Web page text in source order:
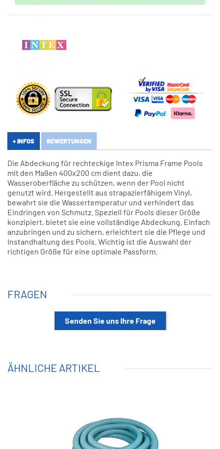
+ INFOS BEWERTUNGEN
Die Abdeckung für rechteckige Intex Prisma Frame Pools
mit den Maßen 400x200 cm dient dazu, die
Wasseroberfläche zu schützen, wenn der Pool nicht
genutzt wird. Hergestellt aus strapazierfähigem Vinyl,
bewahrt sie die Wassertemperatur und verhindert das
Eindringen von Schmutz. Speziell für Pools dieser Größe
konzipiert, bietet sie eine vollständige Abdeckung. Einfach
anzubringen und zu sichern, erleichtert sie die Pflege und
Instandhaltung des Pools. Wichtig ist die Auswahl der
richtigen Größe für eine optimale Passform.
FRAGEN
Senden Sie uns Ihre Frage
ÄHNLICHE ARTIKEL